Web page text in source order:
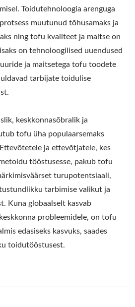
Toidutehnoloogia arenguga
muutunud tõhusamaks ja
ning tofu kvaliteet ja maitse on
on tehnoloogilised uuendused
ja maitsetega tofu toodete
tarbijate toidulise
keskkonnasõbralik ja
tofu üha populaarsemaks
ja ettevõtjatele, kes
tööstusesse, pakub tofu
turupotentsiaali,
tarbimise valikut ja
Kuna globaalselt kasvab
probleemidele, on tofu
edasiseks kasvuks, saades
toidutööstusest.